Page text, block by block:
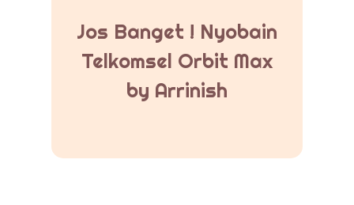
Jos Banget ! Nyobain
Telkomsel Orbit Max
by Arrinish